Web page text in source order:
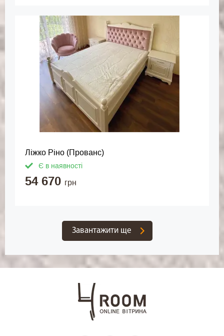
Ліжко Ріно (Прованс)
Є в наявності
54 670 грн
Завантажити ще